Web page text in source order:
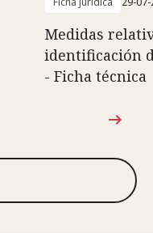
Medidas
identificación
- Ficha técnica